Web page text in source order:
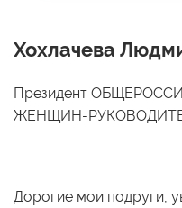
Хохлачева
Президент
ЖЕНЩИН-
Дорогие мои подруги,